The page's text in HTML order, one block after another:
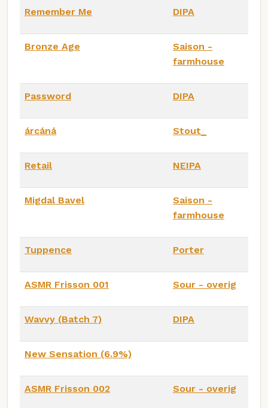
Remember Me DIPA
Bronze Age
Saison -
farmhouse
Password DIPA
árcáná Stout_
Retail NEIPA
Migdal Bavel
Saison -
farmhouse
Tuppence Porter
ASMR Frisson 001 Sour - overig
Wavvy (Batch 7) DIPA
New Sensation (6.9%)
ASMR Frisson 002 Sour - overig